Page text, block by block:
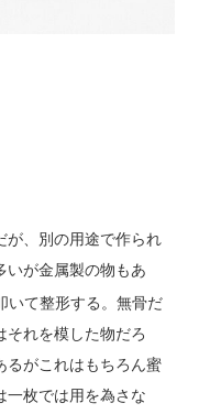
、別の用途で作られ
いが金属製の物もあ
いて整形する。無骨だ
れを模した物だろ
るがこれはもちろん蜜
一枚では用を為さな